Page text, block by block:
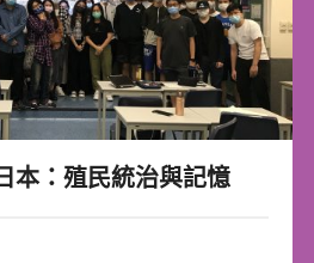
本：殖民統治與記憶